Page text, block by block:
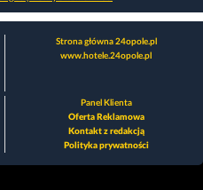
Strona główna 24opole.pl
www.hotele.24opole.pl
Panel Klienta
Oferta Reklamowa
Kontakt z redakcją
Polityka prywatności